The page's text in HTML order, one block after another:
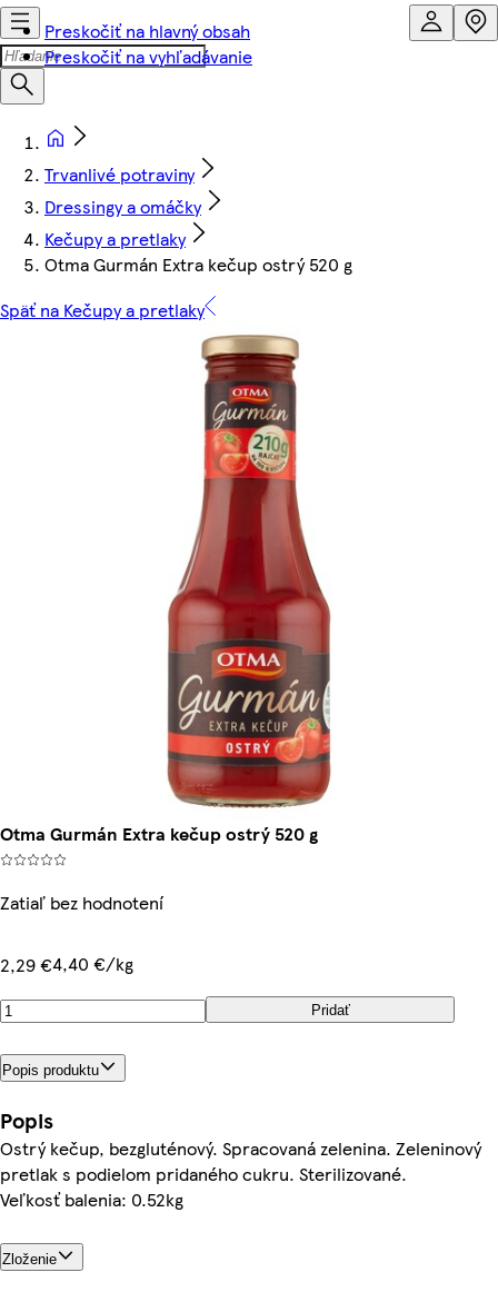
Preskočiť na hlavný obsah
Preskočiť na vyhľadávanie
Trvanlivé potraviny
Dressingy a omáčky
Kečupy a pretlaky
Otma Gurmán Extra kečup ostrý 520 g
Späť na Kečupy a pretlaky
Otma Gurmán Extra kečup ostrý 520 g
Zatiaľ bez hodnotení
2,29 €4,40 €/kg
Pridať
Popis produktu
Popis
Ostrý kečup, bezgluténový. Spracovaná zelenina. Zeleninový
pretlak s podielom pridaného cukru. Sterilizované.
Veľkosť balenia: 0.52kg
Zloženie